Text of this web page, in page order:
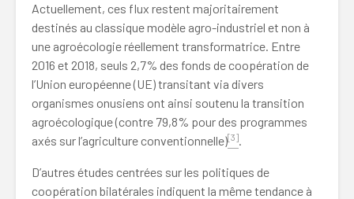
Actuellement, ces flux restent majoritairement
destinés au classique modèle agro-industriel et non à
une agroécologie réellement transformatrice. Entre
2016 et 2018, seuls 2,7% des fonds de coopération de
l’Union européenne (UE) transitant via divers
organismes onusiens ont ainsi soutenu la transition
agroécologique (contre 79,8% pour des programmes
axés sur l’agriculture conventionnelle)[3].
D’autres études centrées sur les politiques de
coopération bilatérales indiquent la même tendance à